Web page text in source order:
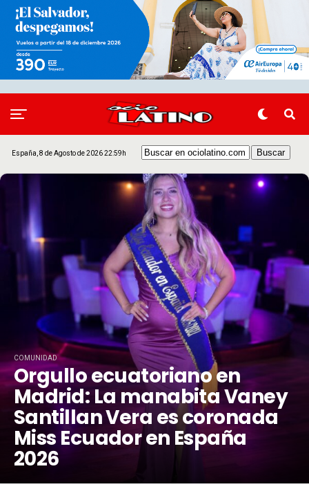
España, 8 de Agosto de 2026 22:59h
COMUNIDAD
Orgullo ecuatoriano en
Madrid: La manabita Vaney
Santillan Vera es coronada
Miss Ecuador en España
2026